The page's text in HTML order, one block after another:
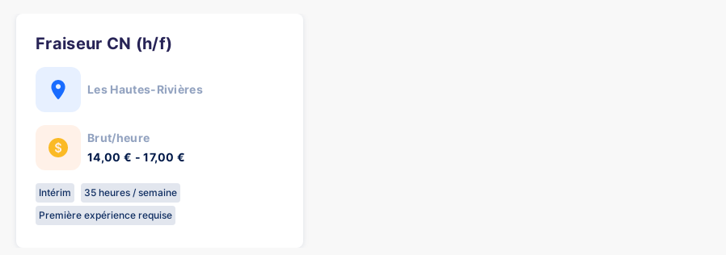
Fraiseur CN (h/f)
Les Hautes-Rivières
Brut/heure
14,00 € - 17,00 €
Intérim
35 heures / semaine
Première expérience requise